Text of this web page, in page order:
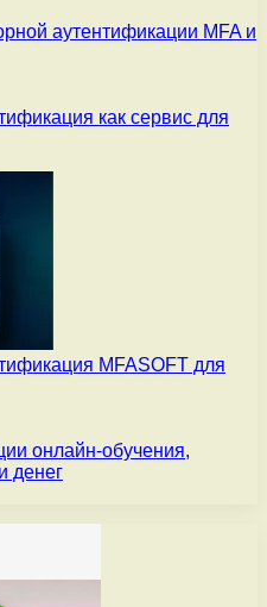
аутентификации MFA и
как сервис для
MFASOFT для
онлайн-обучения,
денег